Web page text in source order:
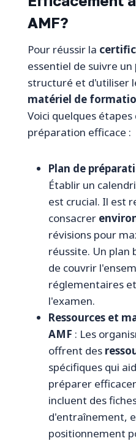
AMF?
Pour réussir la
essentiel de suivre un
structuré et d'utiliser
matériel de
Voici quelques étapes
préparation efficace :
Plan de
Établir un
est crucial. Il est
consacrer
révisions pour
réussite. Un plan
de couvrir
réglementaires
l'examen.
Ressources et
AMF : Les
offrent des
spécifiques qui
préparer
incluent des
d'entraînement,
positionnement